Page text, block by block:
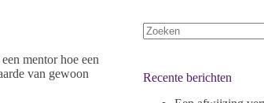
mentor hoe een
van gewoon
Recente berichten